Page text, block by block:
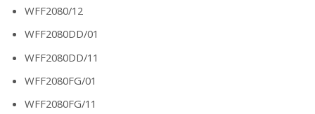
WFF2080/12
WFF2080DD/01
WFF2080DD/11
WFF2080FG/01
WFF2080FG/11